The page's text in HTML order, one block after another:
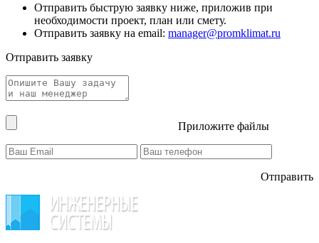
Отправить быструю заявку ниже, приложив при
необходимости проект, план или смету.
Отправить заявку на email: manager@promklimat.ru
Отправить заявку
Приложите файлы
Отправить